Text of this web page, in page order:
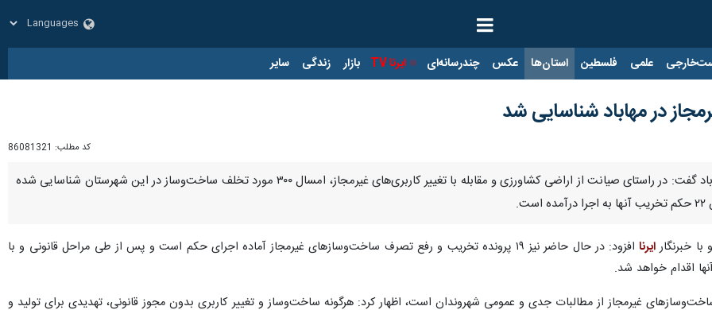
علمی فلسطین استان‌ها عکس چندرسانه‌ای ایرنا TV بازار زندگی سایر
کد مطلب: 86081321